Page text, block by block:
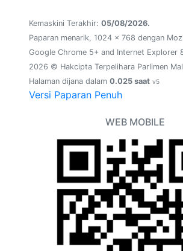
Kemaskini Terakhir: 05/08/2026.
Paparan menarik, 1024 x 768 dengan
Google Chrome 5+ and Internet Explorer
2026 © Hakcipta Terpelihara Parlimen
Halaman dijana dalam 0.025 saat v5
Versi Paparan Penuh
WEB MOBILE